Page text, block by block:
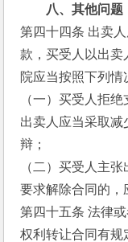
八、其他问题
第四十四条 出卖
款，买受人以出卖
院应当按照下列情
（一）买受人拒
出卖人应当采取
辩；
（二）买受人主
要求解除合同的，
第四十五条 法律
权利转让合同有规